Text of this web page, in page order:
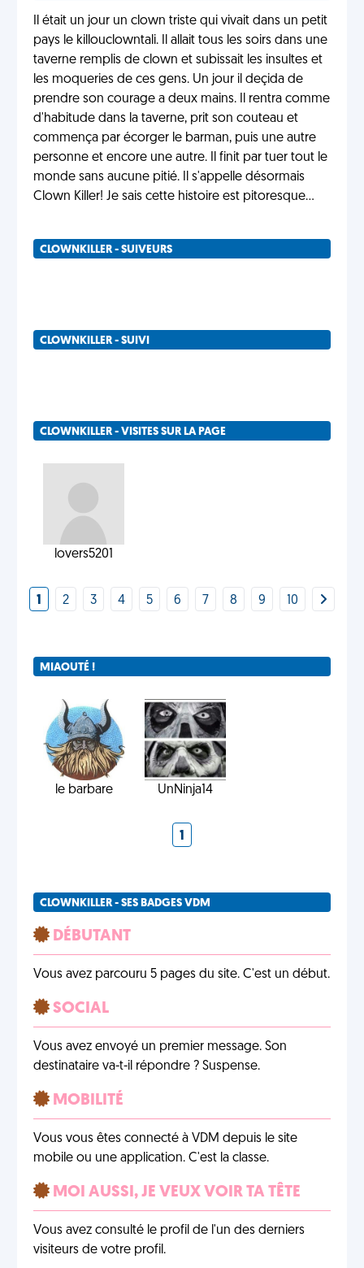
Il était un jour un clown triste qui vivait dans un petit
pays le killouclowntali. Il allait tous les soirs dans une
taverne remplis de clown et subissait les insultes et
les moqueries de ces gens. Un jour il deçida de
prendre son courage a deux mains. Il rentra comme
d'habitude dans la taverne, prit son couteau et
commença par écorger le barman, puis une autre
personne et encore une autre. Il finit par tuer tout le
monde sans aucune pitié. Il s'appelle désormais
Clown Killer! Je sais cette histoire est pitoresque...
CLOWNKILLER - SUIVEURS
CLOWNKILLER - SUIVI
CLOWNKILLER - VISITES SUR LA PAGE
lovers5201
1 2 3 4 5 6 7 8 9 10
MIAOUTÉ !
le barbare UnNinja14
1
CLOWNKILLER - SES BADGES VDM
DÉBUTANT
Vous avez parcouru 5 pages du site. C'est un début.
SOCIAL
Vous avez envoyé un premier message. Son
destinataire va-t-il répondre ? Suspense.
MOBILITÉ
Vous vous êtes connecté à VDM depuis le site
mobile ou une application. C'est la classe.
MOI AUSSI, JE VEUX VOIR TA TÊTE
Vous avez consulté le profil de l'un des derniers
visiteurs de votre profil.